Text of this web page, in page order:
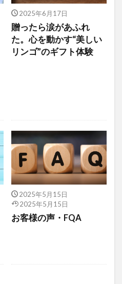
2025年6月17日
贈ったら涙があふれ
た。心を動かす“美しい
リンゴ”のギフト体験
2025年5月15日
2025年5月15日
お客様の声・FQA